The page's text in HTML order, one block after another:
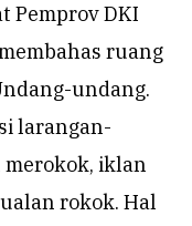
Pemprov DKI
ruang
undang.
larangan-
iklan
rokok. Hal